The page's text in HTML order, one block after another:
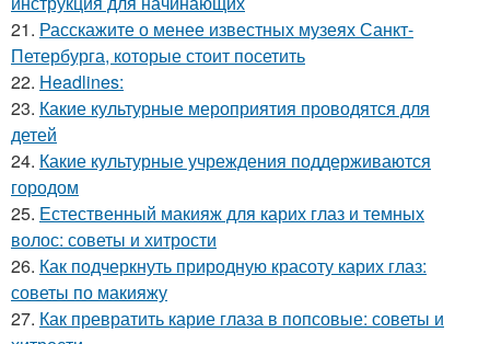
21. Расскажите о менее известных музеях Санкт-
Петербурга, которые стоит посетить
22. Headlines:
23. Какие культурные мероприятия проводятся для
детей
24. Какие культурные учреждения поддерживаются
городом
25. Естественный макияж для карих глаз и темных
волос: советы и хитрости
26. Как подчеркнуть природную красоту карих глаз:
советы по макияжу
27. Как превратить карие глаза в попсовые: советы и